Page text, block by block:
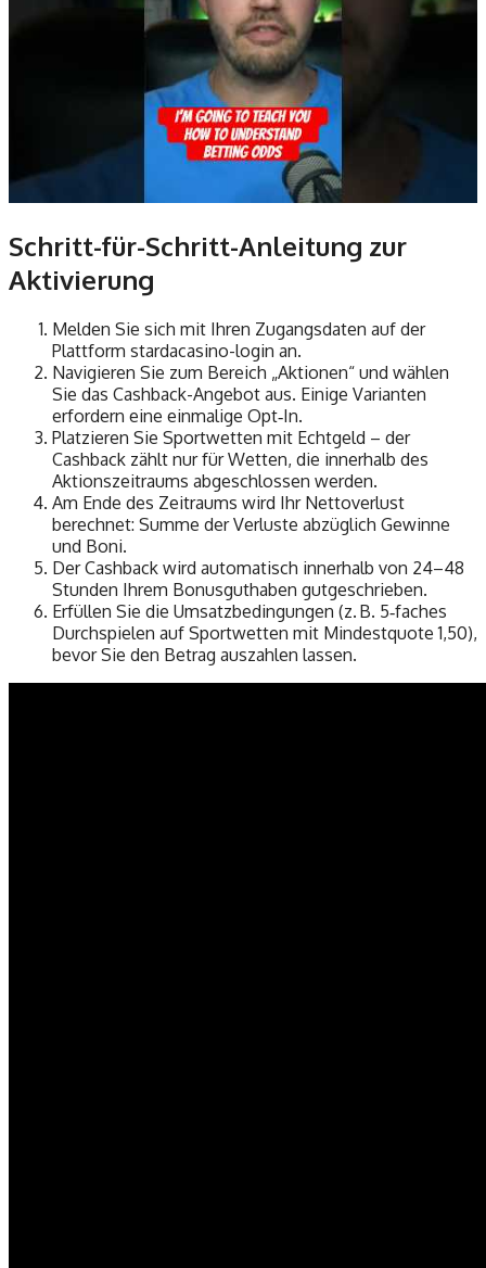
Schritt-für-Schritt-Anleitung zur
Aktivierung
Melden Sie sich mit Ihren Zugangsdaten auf der
Plattform stardacasino-login an.
Navigieren Sie zum Bereich „Aktionen“ und wählen
Sie das Cashback-Angebot aus. Einige Varianten
erfordern eine einmalige Opt‑In.
Platzieren Sie Sportwetten mit Echtgeld – der
Cashback zählt nur für Wetten, die innerhalb des
Aktionszeitraums abgeschlossen werden.
Am Ende des Zeitraums wird Ihr Nettoverlust
berechnet: Summe der Verluste abzüglich Gewinne
und Boni.
Der Cashback wird automatisch innerhalb von 24–48
Stunden Ihrem Bonusguthaben gutgeschrieben.
Erfüllen Sie die Umsatzbedingungen (z. B. 5‑faches
Durchspielen auf Sportwetten mit Mindestquote 1,50),
bevor Sie den Betrag auszahlen lassen.